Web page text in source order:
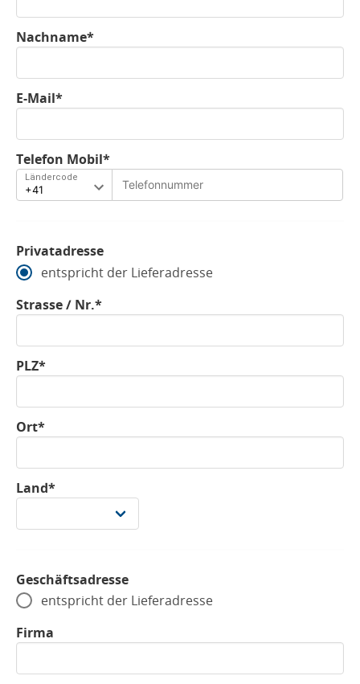
Nachname*
E-Mail*
Telefon Mobil*
Ländercode
Privatadresse
entspricht der Lieferadresse
Strasse / Nr.*
PLZ*
Ort*
Land*
Geschäftsadresse
entspricht der Lieferadresse
Firma